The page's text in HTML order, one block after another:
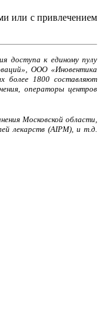
или с привлечением
доступа к единому пулу
ООО «Иновентика
более 1800 составляют
операторы центров
Московской области,
лекарств (AIPM), и т.д.